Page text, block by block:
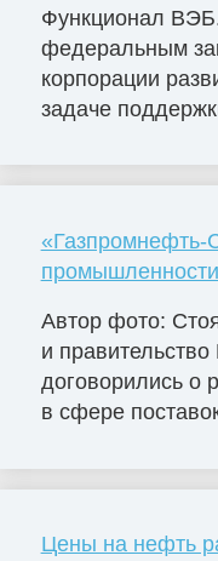
Функционал
федеральным
корпорации
задаче
промышленности
Автор фото:
и правительство
договорились о
в сфере
Цены на нефть